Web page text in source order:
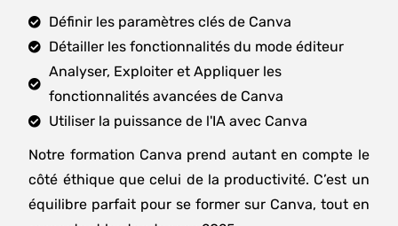
Définir les paramètres clés de Canva
Détailler les fonctionnalités du mode éditeur
Analyser, Exploiter et Appliquer les
fonctionnalités avancées de Canva
Utiliser la puissance de l'IA avec Canva
Notre formation Canva prend autant en compte le
côté éthique que celui de la productivité. C’est un
équilibre parfait pour se former sur Canva, tout en